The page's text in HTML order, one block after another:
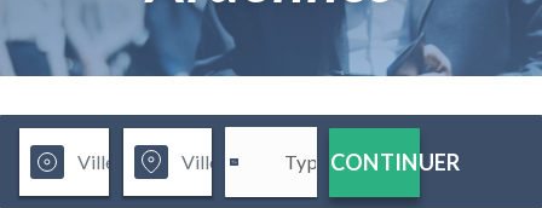
CONTINUER